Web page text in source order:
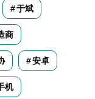
于斌
商
安卓
机